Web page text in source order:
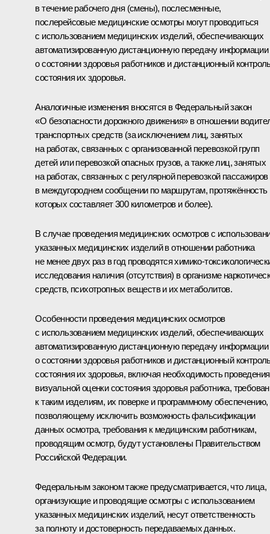
в течение рабочего дня (смены), послесменные,
послерейсовые медицинские осмотры могут проводиться
с использованием медицинских изделий, обеспечивающих
автоматизированную дистанционную передачу информации
о состоянии здоровья работников и дистанционный
состояния их здоровья.
Аналогичные изменения вносятся в Федеральный закон
«О безопасности дорожного движения» в отношении
транспортных средств (за исключением лиц, занятых
на работах, связанных с организованной перевозкой групп
детей или перевозкой опасных грузов, а также лиц, занятых
на работах, связанных с регулярной перевозкой пассажиров
в междугороднем сообщении по маршрутам, протяжённость
которых составляет 300 километров и более).
В случае проведения медицинских осмотров с
указанных медицинских изделий в отношении работника
не менее двух раз в год проводятся химико-
исследования наличия (отсутствия) в организме
средств, психотропных веществ и их метаболитов.
Особенности проведения медицинских осмотров
с использованием медицинских изделий, обеспечивающих
автоматизированную дистанционную передачу информации
о состоянии здоровья работников и дистанционный
состояния их здоровья, включая необходимость проведения
визуальной оценки состояния здоровья работника,
к таким изделиям, их поверке и программному обеспечению,
позволяющему исключить возможность фальсификации
данных осмотра, требования к медицинским работникам,
проводящим осмотр, будут установлены Правительством
Российской Федерации.
Федеральным законом также предусматривается, что лица,
организующие и проводящие осмотры с использованием
указанных медицинских изделий, несут ответственность
за полноту и достоверность передаваемых данных.